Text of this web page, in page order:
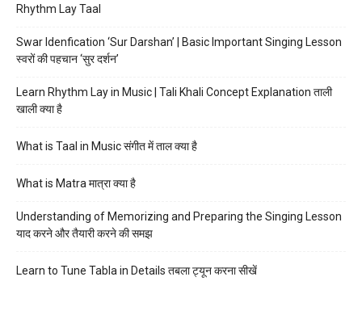
Rhythm Lay Taal
Swar Idenfication ‘Sur Darshan’ | Basic Important Singing Lesson
स्वरों की पहचान ‘सुर दर्शन’
Learn Rhythm Lay in Music | Tali Khali Concept Explanation ताली
खाली क्या है
What is Taal in Music संगीत में ताल क्या है
What is Matra मात्रा क्या है
Understanding of Memorizing and Preparing the Singing Lesson
याद करने और तैयारी करने की समझ
Learn to Tune Tabla in Details तबला ट्यून करना सीखें